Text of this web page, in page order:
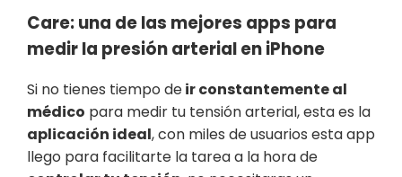
Care: una de las mejores apps para
medir la presión arterial en iPhone
Si no tienes tiempo deir constantemente al
médico para medir tu tensión arterial, esta es la
aplicación ideal, con miles de usuarios esta app
llego para facilitarte la tarea a la hora de